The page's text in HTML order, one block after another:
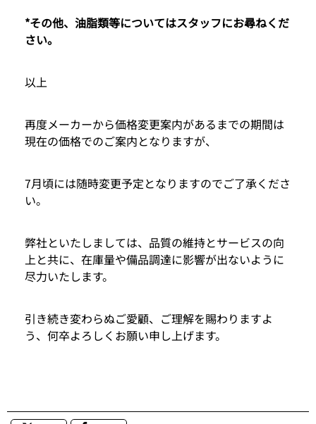
*その他、油脂類等についてはスタッフにお尋ねくだ
さい。
以上
再度メーカーから価格変更案内があるまでの期間は
現在の価格でのご案内となりますが、
7月頃には随時変更予定となりますのでご了承くださ
い。
弊社といたしましては、品質の維持とサービスの向
上と共に、在庫量や備品調達に影響が出ないように
尽力いたします。
引き続き変わらぬご愛顧、ご理解を賜わりますよ
う、何卒よろしくお願い申し上げます。